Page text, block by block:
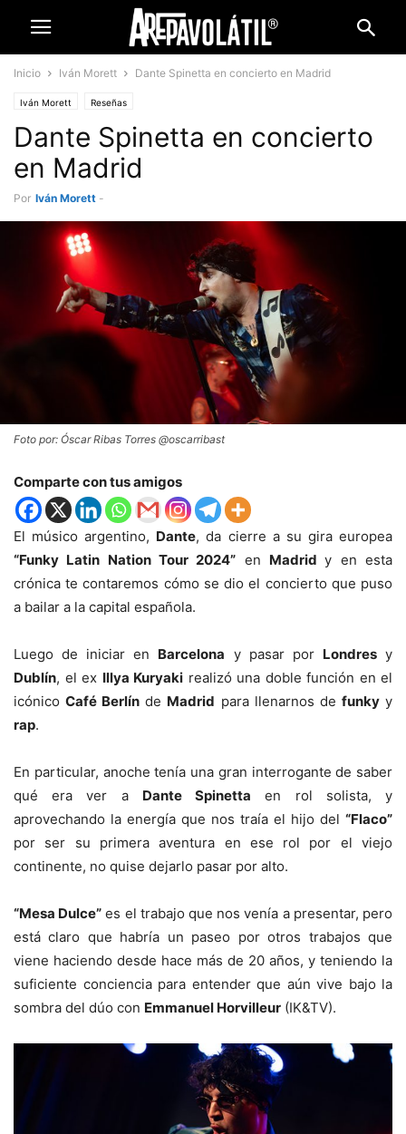
Inicio Iván Morett Dante Spinetta en concierto en Madrid
Iván Morett Reseñas
Dante Spinetta en concierto
en Madrid
Por Iván Morett -
Foto por: Óscar Ribas Torres @oscarribast
Comparte con tus amigos
El músico argentino, Dante, da cierre a su gira europea
“Funky Latin Nation Tour 2024” en Madridy en esta
crónica te contaremos cómo se dio el concierto que puso
a bailar a la capital española.
Luego de iniciar en Barcelona y pasar por Londresy
Dublín, el ex Illya Kuryaki realizó una doble función en el
icónicoCafé Berlín de Madrid para llenarnos de funkyy
rap.
En particular, anoche tenía una gran interrogante de saber
qué era ver a Dante Spinetta en rol solista, y
aprovechando la energía que nos traía el hijo del “Flaco”
por ser su primera aventura en ese rol por el viejo
continente, no quise dejarlo pasar por alto.
“Mesa Dulce” es el trabajo que nos venía a presentar, pero
está claro que habría un paseo por otros trabajos que
viene haciendo desde hace más de 20 años, y teniendo la
suficiente conciencia para entender que aún vive bajo la
sombra del dúo con Emmanuel Horvilleur (IK&TV).